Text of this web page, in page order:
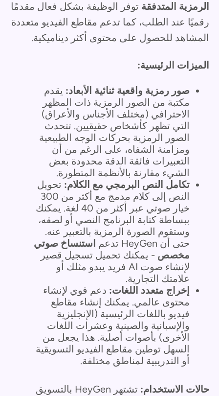
الرمزية المتدفقة توفر الوظيفة بشكل فعال مقدمًا
رقميًا عند الطلب، كما تدعم مقاطع الفيديو متعددة
المشاهد للحصول على محتوى أكثر ديناميكية.
الميزات الرئيسية:
صور رمزية واقعية ثنائية الأبعاد: يقدم
مكتبة من الصور الرمزية ذات المظهر
الاحترافي (مختلف الأجناس والأعراق)
التي تظهر كأشخاص حقيقيين. تتحدث
الصور الرمزية بحركات الوجه الطبيعية
ومزامنة الشفاه، على الرغم من أن
التعبيرات فائقة الدقة محدودة بعض
الشيء مقارنة بالأنظمة المتطورة.
تكامل النص البرمجي مع الكلام: تحويل
النص إلى كلام مدمج مع أكثر من 300
خيار صوتي عبر أكثر من 40 لغة. يمكنك
ببساطة كتابة البرنامج النصي أو لصقه،
وستقوم الصورة الرمزية بالتعبير عنه.
حتى أن HeyGen تدعم
استنساخ صوتي
مخصص - يمكنك تحميل تسجيل قصير
لإنشاء صوت AI فريد يبدو مثلك أو
علامتك التجارية.
إخراج متعدد اللغات: دعم قوي لإنشاء
محتوى عالمي. يمكنك إنشاء مقاطع
فيديو باللغات الرئيسية (الإنجليزية
والإسبانية والصينية وعشرات اللغات
الأخرى) بأصوات أصلية. هذا يجعل من
السهل توطين مقاطع الفيديو التسويقية
أو التدريبية لمناطق مختلفة.
حالات الاستخدام:
تشتهر HeyGen بالتسويق